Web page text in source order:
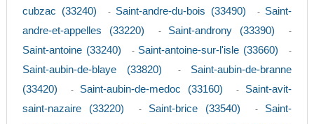
cubzac (33240)
- Saint-andre-du-bois (33490) - Saint-
andre-et-appelles (33220)
- Saint-androny (33390) -
Saint-antoine (33240) - Saint-antoine-sur-l'isle (33660) -
Saint-aubin-de-blaye (33820) - Saint-aubin-de-branne
(33420)
- Saint-aubin-de-medoc (33160) - Saint-avit-
saint-nazaire (33220)
- Saint-brice (33540) - Saint-